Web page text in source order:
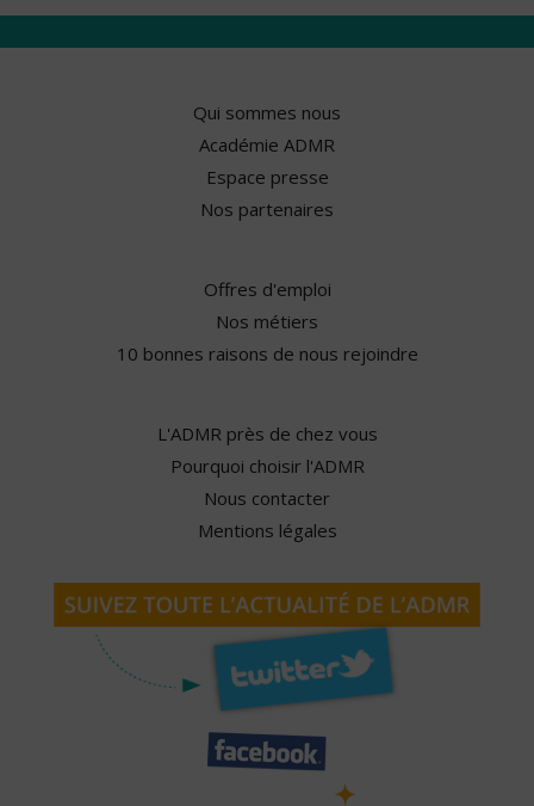
Qui sommes nous
Académie ADMR
Espace presse
Nos partenaires
Offres d'emploi
Nos métiers
10 bonnes raisons de nous rejoindre
L'ADMR près de chez vous
Pourquoi choisir l'ADMR
Nous contacter
Mentions légales